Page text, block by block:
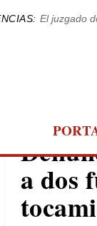
El juzgado
EL PUERTO
a dos